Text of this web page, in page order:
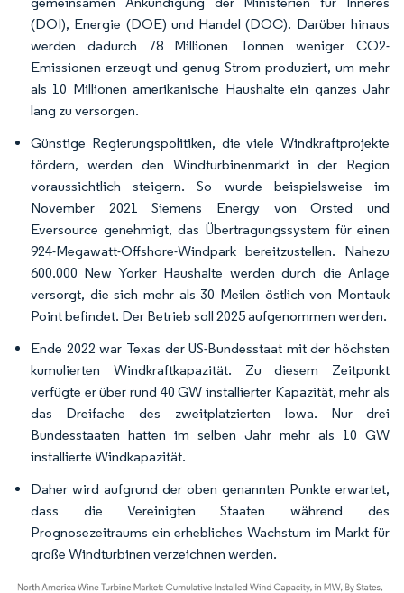
(DOI), Energie (DOE) und Handel (DOC). Darüber hinaus
werden dadurch 78 Millionen Tonnen weniger CO2-
Emissionen erzeugt und genug Strom produziert, um mehr
als 10 Millionen amerikanische Haushalte ein ganzes Jahr
lang zu versorgen.
Günstige Regierungspolitiken, die viele Windkraftprojekte
fördern, werden den Windturbinenmarkt in der Region
voraussichtlich steigern. So wurde beispielsweise im
November 2021 Siemens Energy von Orsted und
Eversource genehmigt, das Übertragungssystem für einen
924-Megawatt-Offshore-Windpark bereitzustellen. Nahezu
600.000 New Yorker Haushalte werden durch die Anlage
versorgt, die sich mehr als 30 Meilen östlich von Montauk
Point befindet. Der Betrieb soll 2025 aufgenommen werden.
Ende 2022 war Texas der US-Bundesstaat mit der höchsten
kumulierten Windkraftkapazität. Zu diesem Zeitpunkt
verfügte er über rund 40 GW installierter Kapazität, mehr als
das Dreifache des zweitplatzierten Iowa. Nur drei
Bundesstaaten hatten im selben Jahr mehr als 10 GW
installierte Windkapazität.
Daher wird aufgrund der oben genannten Punkte erwartet,
dass die Vereinigten Staaten während des
Prognosezeitraums ein erhebliches Wachstum im Markt für
große Windturbinen verzeichnen werden.